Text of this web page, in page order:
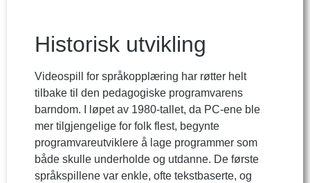
Historisk utvikling
Videospill for språkopplæring har røtter helt
tilbake til den pedagogiske programvarens
barndom. I løpet av 1980-tallet, da PC-ene ble
mer tilgjengelige for folk flest, begynte
programvareutviklere å lage programmer som
både skulle underholde og utdanne. De første
språkspillene var enkle, ofte tekstbaserte, og